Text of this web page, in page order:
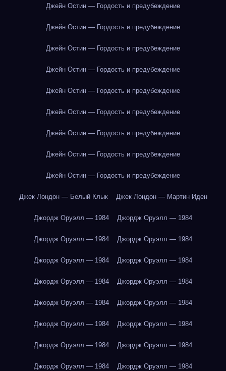
Джейн Остин — Гордость и предубеждение
Джейн Остин — Гордость и предубеждение
Джейн Остин — Гордость и предубеждение
Джейн Остин — Гордость и предубеждение
Джейн Остин — Гордость и предубеждение
Джейн Остин — Гордость и предубеждение
Джейн Остин — Гордость и предубеждение
Джейн Остин — Гордость и предубеждение
Джейн Остин — Гордость и предубеждение
Джек Лондон — Белый Клык Джек Лондон — Мартин Иден
Джордж Оруэлл — 1984 Джордж Оруэлл — 1984
Джордж Оруэлл — 1984 Джордж Оруэлл — 1984
Джордж Оруэлл — 1984 Джордж Оруэлл — 1984
Джордж Оруэлл — 1984 Джордж Оруэлл — 1984
Джордж Оруэлл — 1984 Джордж Оруэлл — 1984
Джордж Оруэлл — 1984 Джордж Оруэлл — 1984
Джордж Оруэлл — 1984 Джордж Оруэлл — 1984
Джордж Оруэлл — 1984 Джордж Оруэлл — 1984